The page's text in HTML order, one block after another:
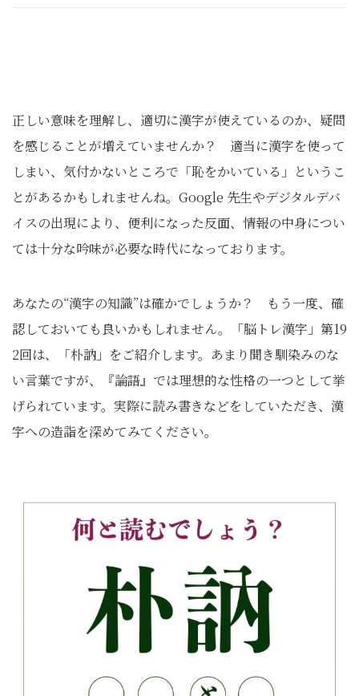
正しい意味を理解し、適切に漢字が使えているのか、疑問
を感じることが増えていませんか？ 適当に漢字を使って
しまい、気付かないところで「恥をかいている」というこ
とがあるかもしれませんね。Google 先生やデジタルデバ
イスの出現により、便利になった反面、情報の中身につい
ては⼗分な吟味が必要な時代になっております。
あなたの“漢字の知識”は確かでしょうか？ もう⼀度、確
認しておいても良いかもしれません。「脳トレ漢字」第19
2回は、「朴訥」をご紹介します。あまり聞き馴染みのな
い言葉ですが、『論語』では理想的な性格の一つとして挙
げられています。実際に読み書きなどをしていただき、漢
字への造詣を深めてみてください。